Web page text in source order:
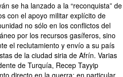
se ha lanzado a la “reconquista” de
con el apoyo militar explícito de
no sólo en los conflictos del
por los recursos gasíferos, sino
el reclutamiento y envío a su país
de la ciudad siria de Afrín. Varias
de Turquía, Recep Tayyip
directo en la guerra; en particular